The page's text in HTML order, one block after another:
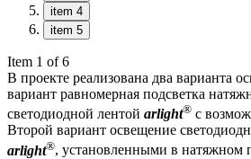
item 4
item 5
Item 1 of 6
В проекте реализована два варианта
вариант равномерная подсветка
светодиодной лентой arlight® с
Второй вариант освещение
arlight®, установленными в натяжном